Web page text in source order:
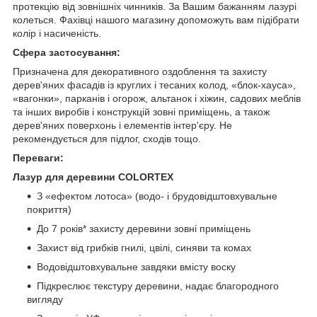
протекцію від зовнішніх чинників. За Вашим бажанням лазурі
колеться. Фахівці нашого магазину допоможуть вам підібрати
колір і насиченість.
Сфера застосування:
Призначена для декоративного оздоблення та захисту
дерев'яних фасадів із круглих і тесаних колод, «блок-хауса»,
«вагонки», парканів і огорож, альтанок і хіжин, садових меблів
та інших виробів і конструкцій зовні приміщень, а також
дерев'яних поверхонь і елементів інтер'єру. Не
рекомендується для підлог, сходів тощо.
Переваги:
Лазур для деревини COLORTEX
З «ефектом лотоса» (водо- і брудовідштовхувальне
покриття)
До 7 років* захисту деревини зовні приміщень
Захист від грибків гнилі, цвілі, синяви та комах
Водовідштовхувальне завдяки вмісту воску
Підкреслює текстуру деревини, надає благородного
вигляду